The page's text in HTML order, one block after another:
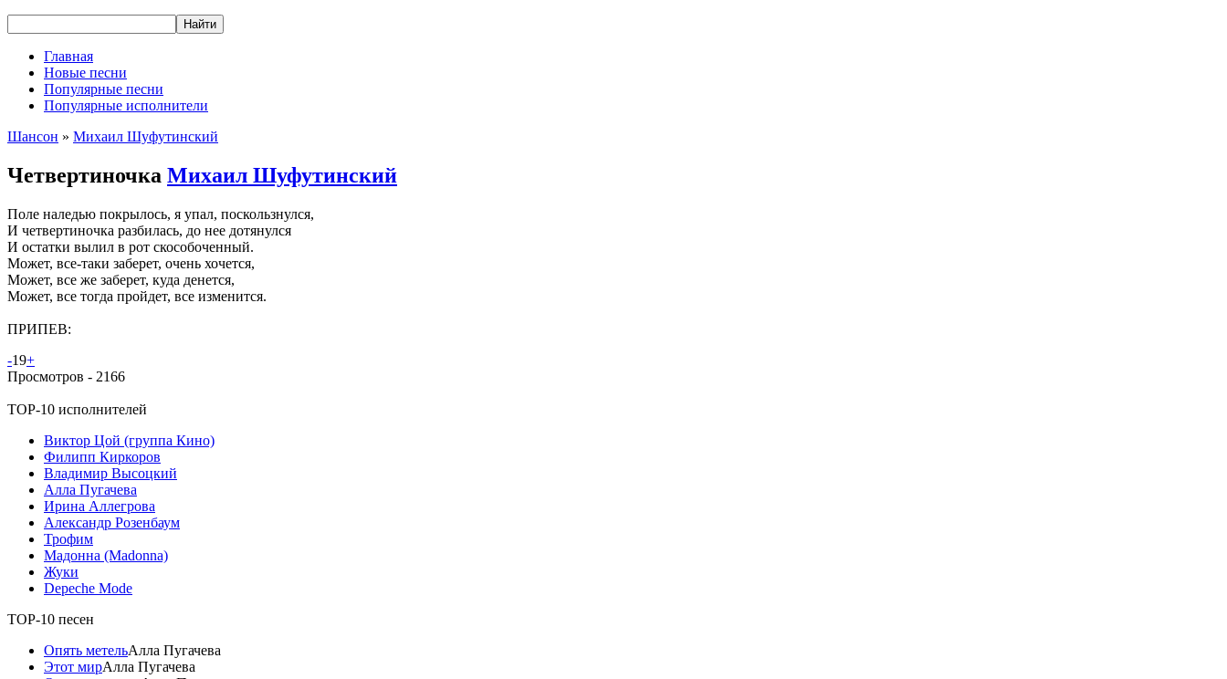
Главная
Новые песни
Популярные песни
Популярные исполнители
Шансон » Михаил Шуфутинский
Четвертиночка Михаил Шуфутинский
Поле наледью покрылось, я упал, поскользнулся,
И четвертиночка разбилась, до нее дотянулся
И остатки вылил в рот скособоченный.
Может, все-таки заберет, очень хочется,
Может, все же заберет, куда денется,
Может, все тогда пройдет, все изменится.
ПРИПЕВ:
-19+
Просмотров - 2166
TOP-10 исполнителей
Виктор Цой (группа Кино)
Филипп Киркоров
Владимир Высоцкий
Алла Пугачева
Ирина Аллегрова
Александр Розенбаум
Трофим
Мадонна (Madonna)
Жуки
Depeche Mode
TOP-10 песен
Опять метельАлла Пугачева
Этот мирАлла Пугачева